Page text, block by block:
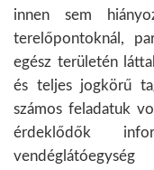
innen sem
terelőpontoknál,
egész területén
és teljes jogkörű
számos feladatuk
érdeklődők